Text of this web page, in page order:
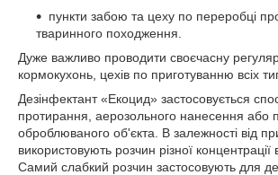
пункти забою та цеху по переробці
тваринного походження.
Дуже важливо проводити своєчасну
кормокухонь, цехів по приготуванню всіх
Дезінфектант «Екоцид» застосовується
протирання, аерозольного нанесення або
оброблюваного об'єкта. В залежності від
використовують розчин різної концентрації
Самий слабкий розчин застосовують для